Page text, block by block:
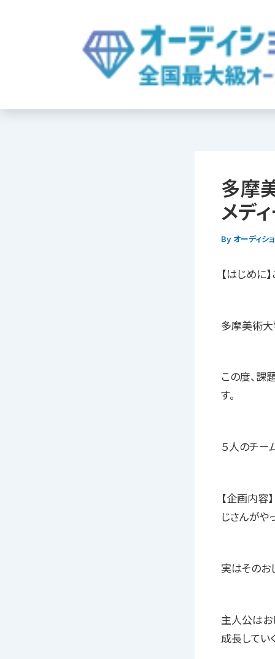
多摩
メデ
By オーディシ
【はじめに
多摩美術大
この度、課
す。
５人のチー
【企画内容
じさんがや
実はそのお
主人公はお
成長してい